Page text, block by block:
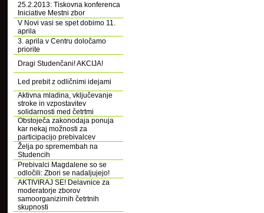
25.2.2013: Tiskovna konferenca
Iniciative Mestni zbor
V Novi vasi se spet dobimo 11.
aprila
3. aprila v Centru določamo
priorite
Dragi Studenčani! AKCIJA!
Led prebit z odličnimi idejami
Aktivna mladina, vključevanje
stroke in vzpostavitev
solidarnosti med četrtmi
Obstoječa zakonodaja ponuja
kar nekaj možnosti za
participacijo prebivalcev
Želja po spremembah na
Studencih
Prebivalci Magdalene so se
odločili: Zbori se nadaljujejo!
AKTIVIRAJ SE! Delavnice za
moderatorje zborov
samoorganizirnih četrtnih
skupnosti